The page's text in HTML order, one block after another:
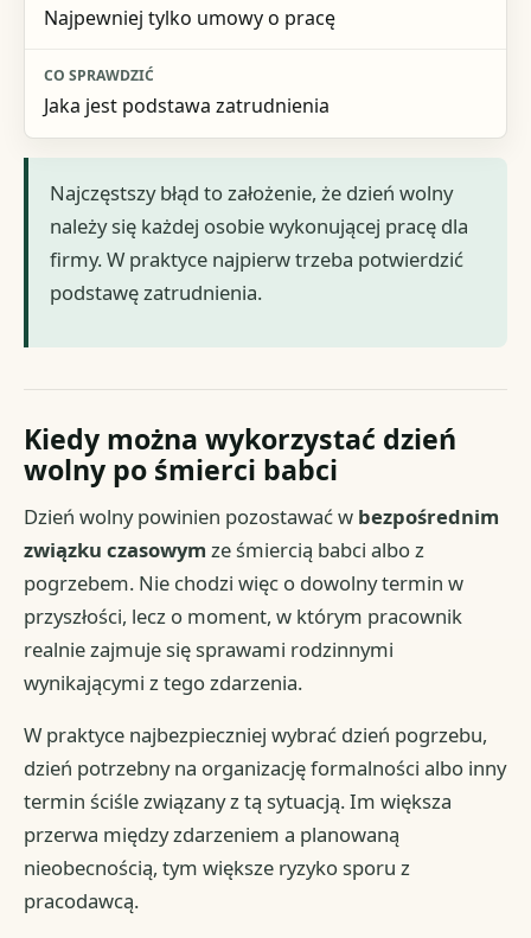
Najpewniej tylko umowy o pracę
Jaka jest podstawa zatrudnienia
Najczęstszy błąd to założenie, że dzień wolny
należy się każdej osobie wykonującej pracę dla
firmy. W praktyce najpierw trzeba potwierdzić
podstawę zatrudnienia.
Kiedy można wykorzystać dzień
wolny po śmierci babci
Dzień wolny powinien pozostawać w bezpośrednim
związku czasowym ze śmiercią babci albo z
pogrzebem. Nie chodzi więc o dowolny termin w
przyszłości, lecz o moment, w którym pracownik
realnie zajmuje się sprawami rodzinnymi
wynikającymi z tego zdarzenia.
W praktyce najbezpieczniej wybrać dzień pogrzebu,
dzień potrzebny na organizację formalności albo inny
termin ściśle związany z tą sytuacją. Im większa
przerwa między zdarzeniem a planowaną
nieobecnością, tym większe ryzyko sporu z
pracodawcą.